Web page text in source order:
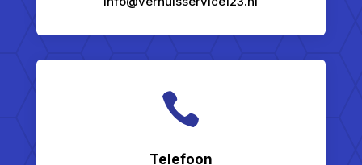

Telefoon